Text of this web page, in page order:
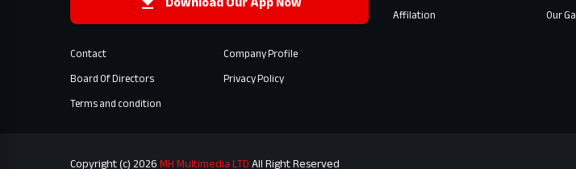
Contact
Company Profile
Board Of Directors
Privacy Policy
Terms and condition
Affilation
Our
Copyright (c) 2026MH Multimedia LTDAll Right Reserved